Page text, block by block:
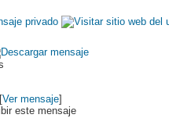
Ver mensaje]
este mensaje